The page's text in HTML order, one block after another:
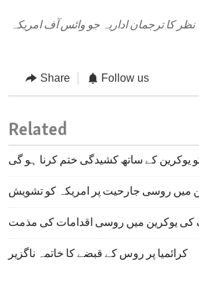
کا ترجمان اداریہ جو وائس آف امریکہ
Share Follow us
Related
یوکرین کے ساتھ کشیدگی ختم کرنا ہو گی
میں روسی جارحیت پر امریکہ کو تشویش
یوکرین میں روسی اقدامات کی مذمت
کرائمیا پر روس کے قبضے کا خاتمہ ناگزیر